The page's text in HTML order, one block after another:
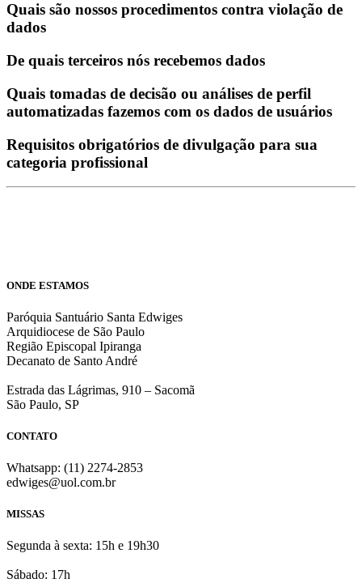
Quais são nossos procedimentos contra violação de
dados
De quais terceiros nós recebemos dados
Quais tomadas de decisão ou análises de perfil
automatizadas fazemos com os dados de usuários
Requisitos obrigatórios de divulgação para sua
categoria profissional
ONDE ESTAMOS
Paróquia Santuário Santa Edwiges
Arquidiocese de São Paulo
Região Episcopal Ipiranga
Decanato de Santo André
Estrada das Lágrimas, 910 – Sacomã
São Paulo, SP
CONTATO
Whatsapp: (11) 2274-2853
edwiges@uol.com.br
MISSAS
Segunda à sexta: 15h e 19h30
Sábado: 17h